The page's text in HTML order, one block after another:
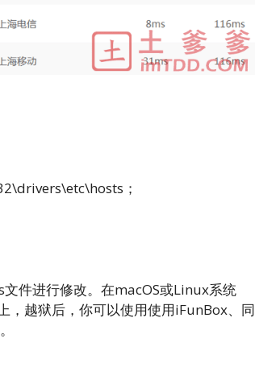
；
件进行修改。在macOS或Linux系统
，越狱后，你可以使用使用iFunBox、同